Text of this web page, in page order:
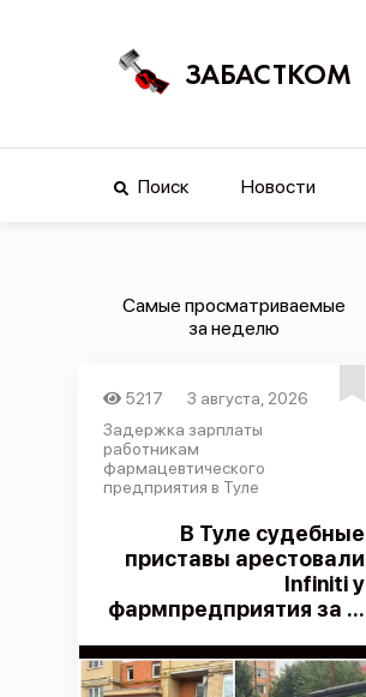
ЗАБАСТКОМ
Поиск Новости
Самые просматриваемые
за неделю
5217
3 августа, 2026
Задержка зарплаты
работникам
фармацевтического
предприятия в Туле
В Туле судебные
приставы арестовали
Infiniti у
фармпредприятия за ...